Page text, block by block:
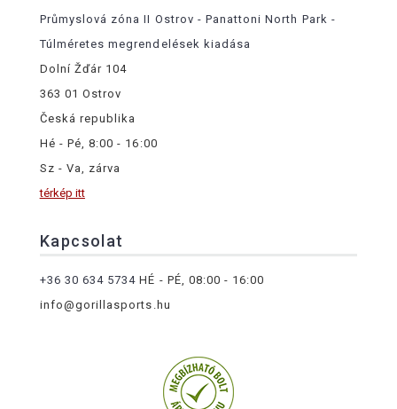
Průmyslová zóna II Ostrov - Panattoni North Park -
Túlméretes megrendelések kiadása
Dolní Žďár 104
363 01 Ostrov
Česká republika
Hé - Pé, 8:00 - 16:00
Sz - Va, zárva
térkép itt
Kapcsolat
+36 30 634 5734 HÉ - PÉ, 08:00 - 16:00
info@gorillasports.hu